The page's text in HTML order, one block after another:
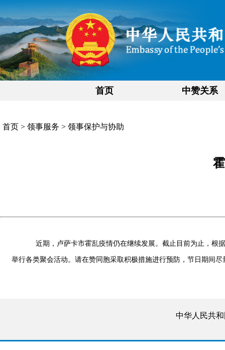
首页 中赞关系
首页 > 领事服务 > 领事保护与协助
近期，卢萨卡市霍乱疫情仍在继续发展。截止目前为止，根
举行各类聚会活动。请在赞同胞采取积极措施进行预防，节日期间
中华人民共